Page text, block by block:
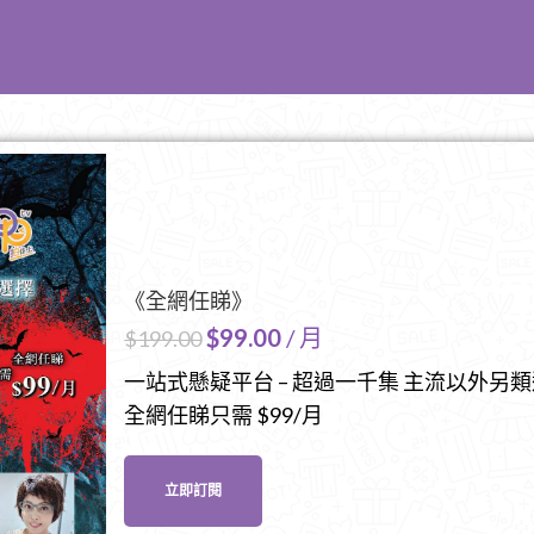
《全網任睇》
$199.00$99.00 / 月
一站式懸疑平台 – 超過一千集 主流以外另
全網任睇只需 $99/月
立即訂閱